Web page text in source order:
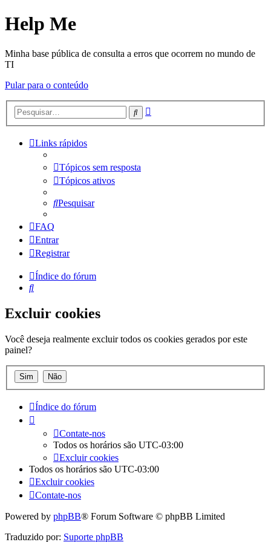
Help Me
Minha base pública de consulta a erros que ocorrem no mundo de
TI
Pular para o conteúdo
Pesquisar
Links rápidos
Tópicos sem resposta
Tópicos ativos
Pesquisar
FAQ
Entrar
Registrar
Índice do fórum
Pesquisar
Excluir cookies
Você deseja realmente excluir todos os cookies gerados por este
painel?
Índice do fórum
Contate-nos
Todos os horários são UTC-03:00
Excluir cookies
Todos os horários são UTC-03:00
Excluir cookies
Contate-nos
Powered by phpBB® Forum Software © phpBB Limited
Traduzido por: Suporte phpBB